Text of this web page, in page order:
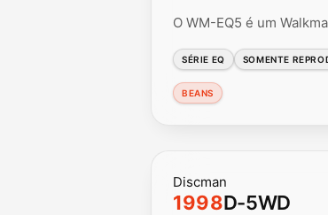
O WM-EQ5 é um
SÉRIE EQ SOMENTE
BEANS
Discman
1998D-5WD